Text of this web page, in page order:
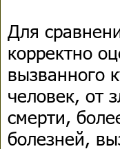
Для
корректно
вызванного
человек, от
смерти,
болезней,